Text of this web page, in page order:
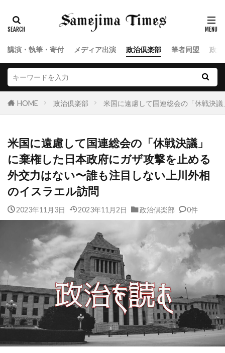
講演・執筆・寄付 メディア出演 政治倶楽部 筆者同盟 政
HOME 政治倶楽部 米国に遠慮して国連総会の「休戦決
米国に遠慮して国連総会の「休戦決議」
に棄権した日本政府にガザ攻撃を止める
外交力はない〜誰も注目しない上川外相
のイスラエル訪問
2023年11月3日 2023年11月2日 政治倶楽部 0件